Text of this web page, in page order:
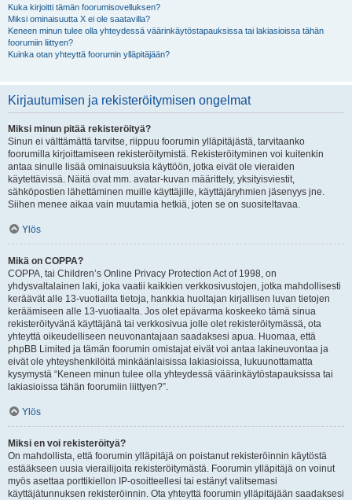
Kuka kirjoitti tämän foorumisovelluksen?
Miksi ominaisuutta X ei ole saatavilla?
Keneen minun tulee olla yhteydessä väärinkäytöstapauksissa tai lakiasioissa tähän
foorumiin liittyen?
Kuinka otan yhteyttä foorumin ylläpitäjään?
Kirjautumisen ja rekisteröitymisen ongelmat
Miksi minun pitää rekisteröityä?
Sinun ei välttämättä tarvitse, riippuu foorumin ylläpitäjästä, tarvitaanko
foorumilla kirjoittamiseen rekisteröitymistä. Rekisteröityminen voi kuitenkin
antaa sinulle lisää ominaisuuksia käyttöön, jotka eivät ole vieraiden
käytettävissä. Näitä ovat mm. avatar-kuvan määrittely, yksityisviestit,
sähköpostien lähettäminen muille käyttäjille, käyttäjäryhmien jäsenyys jne.
Siihen menee aikaa vain muutamia hetkiä, joten se on suositeltavaa.
Ylös
Mikä on COPPA?
COPPA, tai Children’s Online Privacy Protection Act of 1998, on
yhdysvaltalainen laki, joka vaatii kaikkien verkkosivustojen, jotka mahdollisesti
keräävät alle 13-vuotiailta tietoja, hankkia huoltajan kirjallisen luvan tietojen
keräämiseen alle 13-vuotiaalta. Jos olet epävarma koskeeko tämä sinua
rekisteröityvänä käyttäjänä tai verkkosivua jolle olet rekisteröitymässä, ota
yhteyttä oikeudelliseen neuvonantajaan saadaksesi apua. Huomaa, että
phpBB Limited ja tämän foorumin omistajat eivät voi antaa lakineuvontaa ja
eivät ole yhteyshenkilöitä minkäänlaisissa lakiasioissa, lukuunottamatta
kysymystä “Keneen minun tulee olla yhteydessä väärinkäytöstapauksissa tai
lakiasioissa tähän foorumiin liittyen?”.
Ylös
Miksi en voi rekisteröityä?
On mahdollista, että foorumin ylläpitäjä on poistanut rekisteröinnin käytöstä
estääkseen uusia vierailijoita rekisteröitymästä. Foorumin ylläpitäjä on voinut
myös asettaa porttikiellon IP-osoitteellesi tai estänyt valitsemasi
käyttäjätunnuksen rekisteröinnin. Ota yhteyttä foorumin ylläpitäjään saadaksesi